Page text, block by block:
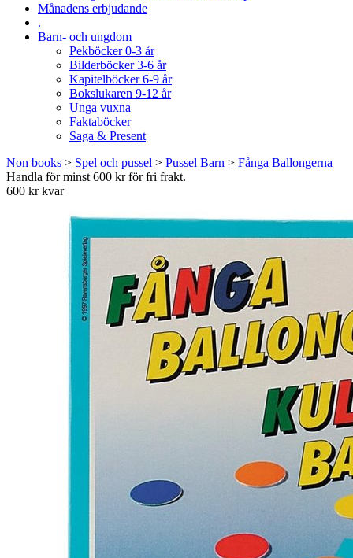
Månadens erbjudande
.
Barn- och ungdom
Pekböcker 0-3 år
Bilderböcker 3-6 år
Kapitelböcker 6-9 år
Bokslukaren 9-12 år
Unga vuxna
Faktaböcker
Saga & Present
Non books > Spel och pussel > Pussel Barn > Fånga Ballongerna
Handla för minst 600 kr för fri frakt.
600 kr kvar